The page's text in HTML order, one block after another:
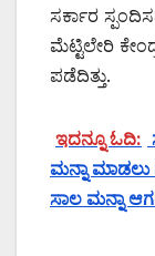
ಸರ್ಕಾರ
ಮೆಟ್ಟಿಲೇರಿ
ಪಡೆದಿತ್ತು.
ಇದನ್ನೂ ಓದಿ:
ಮನ್ನಾ
ಸಾಲ ಮನ್ನಾ